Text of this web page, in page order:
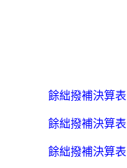
餘絀撥補決算
餘絀撥補決算表
餘絀撥補決算